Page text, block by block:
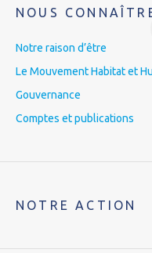
NOUS
Notre raison d’être
Le Mouvement Habitat et
Gouvernance
Comptes et publications
NOTRE ACTION